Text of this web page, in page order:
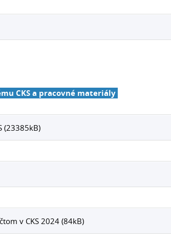
CKS a pracovné materiály
(23385kB)
v CKS 2024 (84kB)